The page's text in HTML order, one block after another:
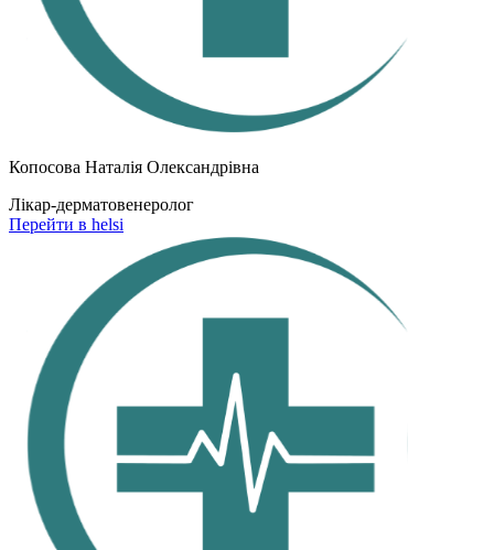
Копосова Наталія Олександрівна
Лікар-дерматовенеролог
Перейти в helsi